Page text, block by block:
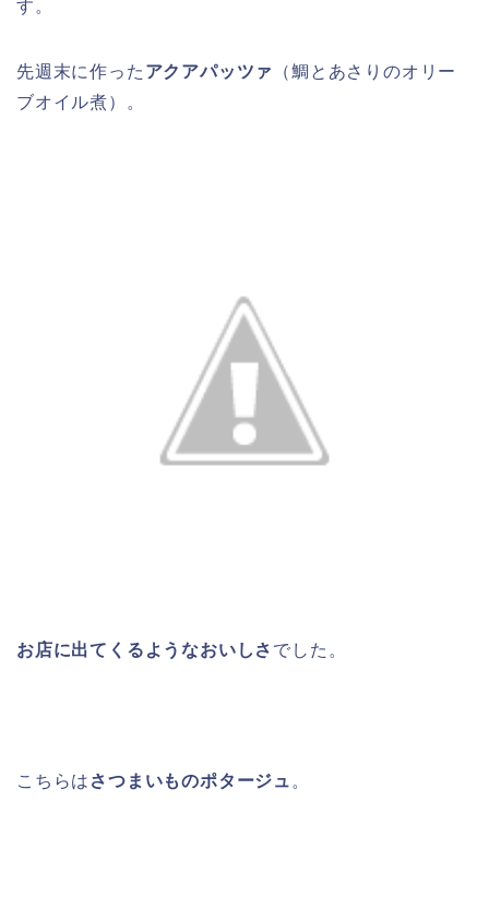
す。
先週末に作った アクアパッツァ
（鯛とあさりのオリー
ブオイル煮）。
お店に出てくるようなおいしさ でした。
こちらは さつまいものポタージュ 。